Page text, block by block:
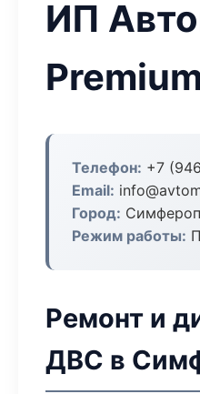
ИП
Телефон: +7
Email:
Город:
Режим работы:
Ремонт и
ДВС в